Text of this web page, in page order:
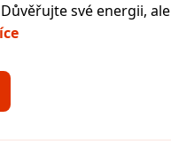
své energii, ale